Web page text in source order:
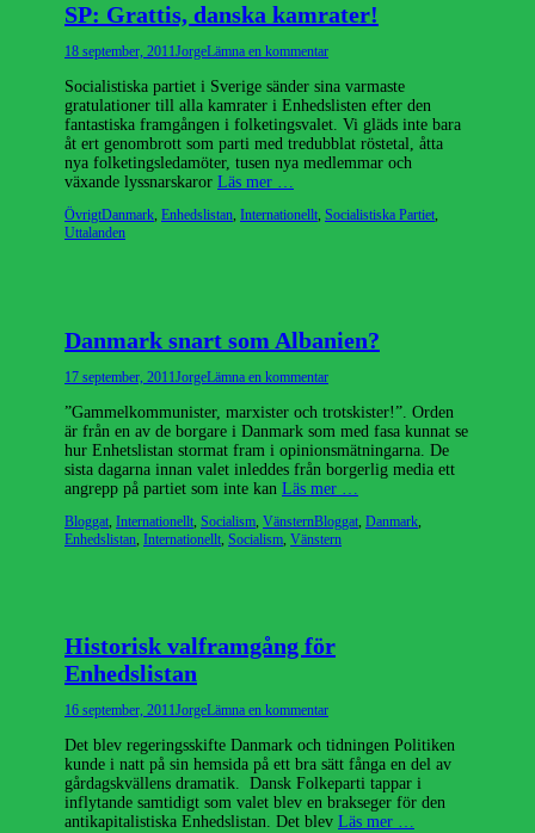
SP: Grattis, danska kamrater!
Publicerad
18 september, 2011Författare
JorgeLämna en kommentar
Socialistiska partiet i Sverige sänder sina varmaste
gratulationer till alla kamrater i Enhedslisten efter den
fantastiska framgången i folketingsvalet. Vi gläds inte bara
åt ert genombrott som parti med tredubblat röstetal, åtta
nya folketingsledamöter, tusen nya medlemmar och
växande lyssnarskaror Läs mer …
Kategorier
ÖvrigtEtiketter
Danmark, Enhedslistan, Internationellt, Socialistiska Partiet,
Uttalanden
Danmark snart som Albanien?
Publicerad
17 september, 2011 Författare
JorgeLämna en kommentar
”Gammelkommunister, marxister och trotskister!”. Orden
är från en av de borgare i Danmark som med fasa kunnat se
hur Enhetslistan stormat fram i opinionsmätningarna. De
sista dagarna innan valet inleddes från borgerlig media ett
angrepp på partiet som inte kan Läs mer …
Kategorier
Bloggat Internationellt Socialism VänsternEtiketter
Bloggat Danmark
Enhedslistan Internationellt Socialism Vänstern
Historisk valframgång för
Enhedslistan
Publicerad
16 september, 2011Författare
JorgeLämna en kommentar
Det blev regeringsskifte Danmark och tidningen Politiken
kunde i natt på sin hemsida på ett bra sätt fånga en del av
gårdagskvällens dramatik. Dansk Folkeparti tappar i
inflytande samtidigt som valet blev en brakseger för den
antikapitalistiska Enhedslistan. Det blev Läs mer …